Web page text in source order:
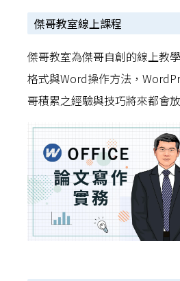
傑哥教室線上課程
傑哥教室為傑哥自創的線上教
格式與Word操作方法，
哥積累之經驗與技巧將來都會